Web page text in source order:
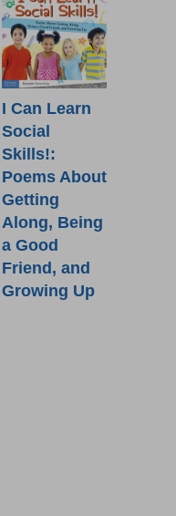
I Can Learn
Social
Skills!:
Poems About
Getting
Along, Being
a Good
Friend, and
Growing Up